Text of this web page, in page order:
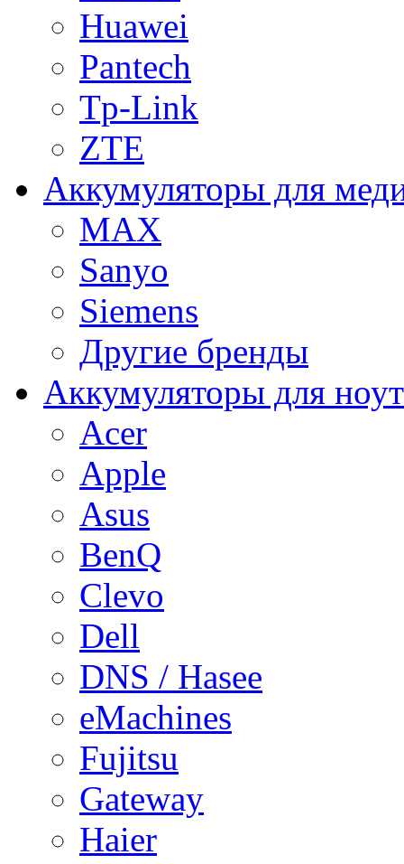
Huawei
Pantech
Tp-Link
ZTE
Аккумуляторы для
MAX
Sanyo
Siemens
Другие бренды
Аккумуляторы для
Acer
Apple
Asus
BenQ
Clevo
Dell
DNS / Hasee
eMachines
Fujitsu
Gateway
Haier